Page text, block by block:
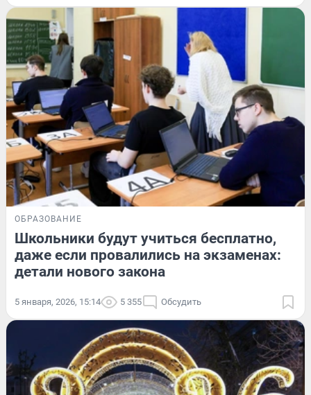
ОБРАЗОВАНИЕ
Школьники будут учиться бесплатно,
даже если провалились на экзаменах:
детали нового закона
5 января, 2026, 15:14 5 355 Обсудить